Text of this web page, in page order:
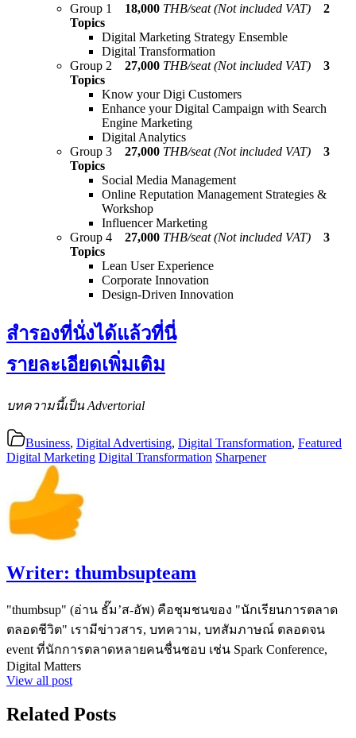
Group 1 18,000 THB/seat (Not included VAT)
2
Topics
Digital Marketing Strategy Ensemble
Digital Transformation
Group 2 27,000 THB/seat (Not included VAT)
3
Topics
Know your Digi Customers
Enhance your Digital Campaign with Search
Engine Marketing
Digital Analytics
Group 3 27,000 THB/seat (Not included VAT)
3
Topics
Social Media Management
Online Reputation Management Strategies &
Workshop
Influencer Marketing
Group 4 27,000 THB/seat (Not included VAT)
3
Topics
Lean User Experience
Corporate Innovation
Design-Driven Innovation
สำรองที่นั่งได้แล้วที่นี่
รายละเอียดเพิ่มเติม
บทความนี้เป็น Advertorial
Business, Digital Advertising, Digital Transformation, Featured
Digital Marketing Digital Transformation Sharpener
Writer: thumbsupteam
"thumbsup" (อ่าน ธั๊ม’ส-อัพ) คือชุมชนของ "นักเรียนการตลาด
ตลอดชีวิต" เรามีข่าวสาร, บทความ, บทสัมภาษณ์ ตลอดจน
event ที่นักการตลาดหลายคนชื่นชอบ เช่น Spark Conference,
Digital Matters
View all post
Related Posts